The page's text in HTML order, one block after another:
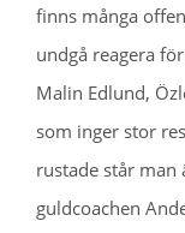
finns många
undgå reagera
Malin Edlund,
som inger stor
rustade står man
guldcoachen